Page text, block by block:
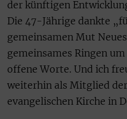
der künftigen
Die 47-Jährige dankte
gemeinsamen Mut
gemeinsames Ringen
offene Worte. Und ich
weiterhin als Mitglied
evangelischen Kirche in